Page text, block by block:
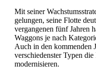
Mit seiner
gelungen, seine Flotte
vergangenen fünf Jahren
Waggons je nach
Auch in den kommenden
verschiedenster Typen
modernisieren.